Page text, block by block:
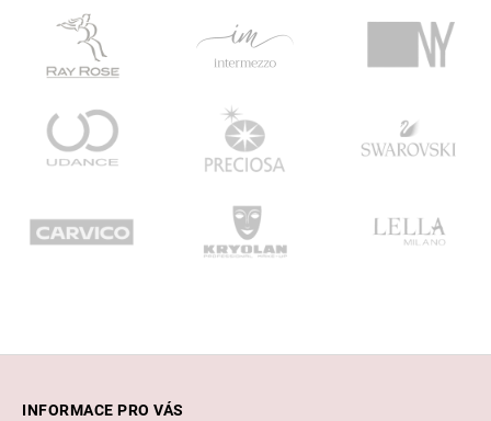
INFORMACE PRO VÁS